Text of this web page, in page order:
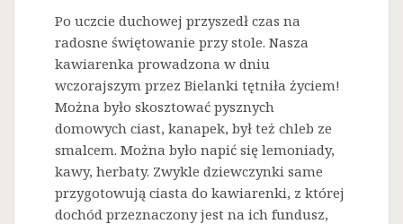
Po uczcie duchowej przyszedł czas na
radosne świętowanie przy stole. Nasza
kawiarenka prowadzona w dniu
wczorajszym przez Bielanki tętniła życiem!
Można było skosztować pysznych
domowych ciast, kanapek, był też chleb ze
smalcem. Można było napić się lemoniady,
kawy, herbaty. Zwykle dziewczynki same
przygotowują ciasta do kawiarenki, z której
dochód przeznaczony jest na ich fundusz,